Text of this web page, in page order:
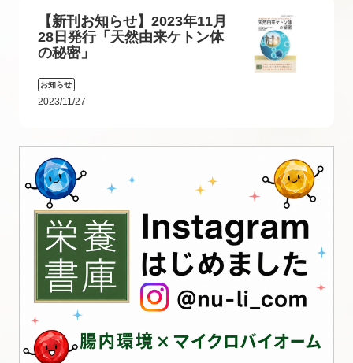
【新刊お知らせ】2023年11月
28日発行「天然由来ケトン体
の秘密」
お知らせ
2023/11/27